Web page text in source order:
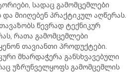
სადაც გამომცემლები
და მიიღებენ პრაქტიკულ აღწერას.
წევრად ტექნიკურ
რათა გამომცემლები
თავიანთი პროდუქტები.
მხარდაჭერა განსხვავებული
უზრუნველყოფს გამომცემლის